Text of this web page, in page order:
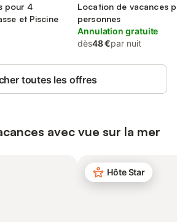
pour 4
et Piscine
Location de vacances
personnes
Annulation gratuite
dès48 €par nuit
toutes les offres
avec vue sur la mer
Hôte Star